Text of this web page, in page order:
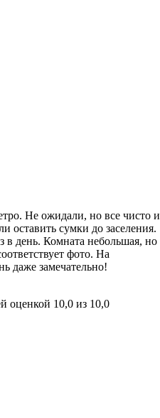
Не ожидали, но все чисто и
оставить сумки до заселения.
в день. Комната небольшая, но
фото. На
даже замечательно!
оценкой 10,0 из 10,0